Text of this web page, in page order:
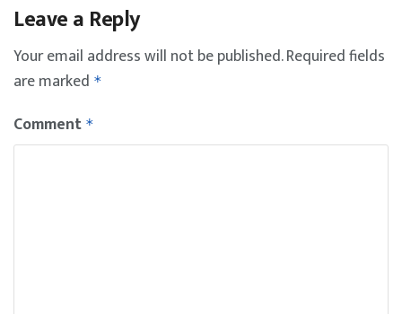
Leave a Reply
Your email address will not be published.Required fields
are marked *
Comment *